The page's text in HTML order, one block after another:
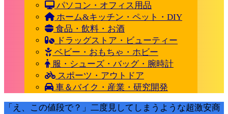
パソコン・オフィス用品
ホーム&キッチン・ペット・DIY
食品・飲料・お酒
ドラッグストア・ビューティー
ベビー・おもちゃ・ホビー
服・シューズ・バッグ・腕時計
スポーツ・アウトドア
車＆バイク・産業・研究開発
「え、この値段で？」二度見してしまうような超激安商